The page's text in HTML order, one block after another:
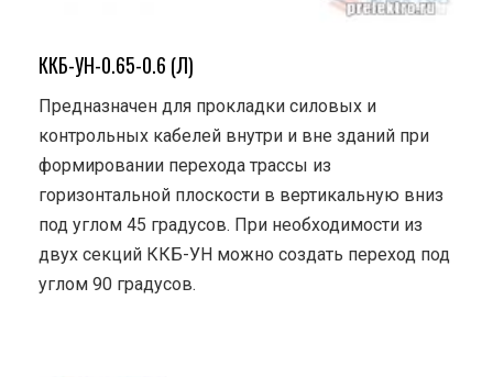
ККБ-УН-0.65-0.6 (Л)
Предназначен для прокладки силовых и
контрольных кабелей внутри и вне зданий при
формировании перехода трассы из
горизонтальной плоскости в вертикальную вниз
под углом 45 градусов. При необходимости из
двух секций ККБ-УН можно создать переход под
углом 90 градусов.